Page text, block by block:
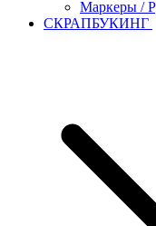
Маркеры /
СКРАПБУКИНГ